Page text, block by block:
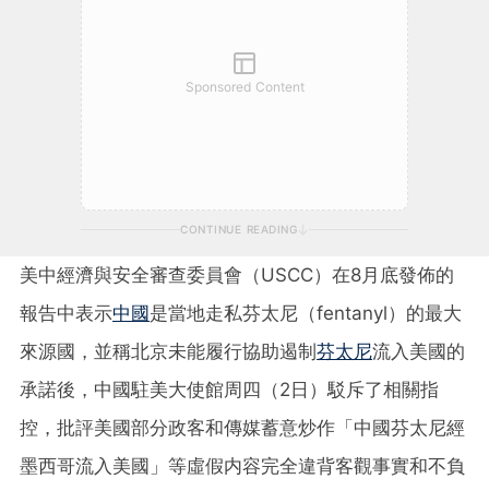
Sponsored Content
CONTINUE READING
美中經濟與安全審查委員會（USCC）在8月底發佈的
報告中表示中國是當地走私芬太尼（fentanyl）的最大
來源國，並稱北京未能履行協助遏制芬太尼流入美國的
承諾後，中國駐美大使館周四（2日）駁斥了相關指
控，批評美國部分政客和傳媒蓄意炒作「中國芬太尼經
墨西哥流入美國」等虛假内容完全違背客觀事實和不負